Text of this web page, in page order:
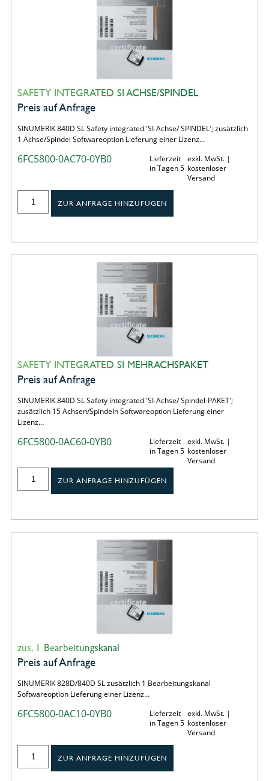
SAFETY INTEGRATED SI ACHSE/SPINDEL
Preis auf Anfrage
SINUMERIK 840D SL Safety integrated 'SI-Achse/ SPINDEL'; zusätzlich
1 Achse/Spindel Softwareoption Lieferung einer Lizenz…
6FC5800-0AC70-0YB0
Lieferzeit
in Tagen 5
exkl. MwSt. |
kostenloser
Versand
ZUR ANFRAGE HINZUFÜGEN
SAFETY INTEGRATED SI MEHRACHSPAKET
Preis auf Anfrage
SINUMERIK 840D SL Safety integrated 'SI-Achse/ Spindel-PAKET';
zusätzlich 15 Achsen/Spindeln Softwareoption Lieferung einer
Lizenz…
6FC5800-0AC60-0YB0
Lieferzeit
in Tagen 5
exkl. MwSt. |
kostenloser
Versand
ZUR ANFRAGE HINZUFÜGEN
zus. 1 Bearbeitungskanal
Preis auf Anfrage
SINUMERIK 828D/840D SL zusätzlich 1 Bearbeitungskanal
Softwareoption Lieferung einer Lizenz…
6FC5800-0AC10-0YB0
Lieferzeit
in Tagen 5
exkl. MwSt. |
kostenloser
Versand
ZUR ANFRAGE HINZUFÜGEN